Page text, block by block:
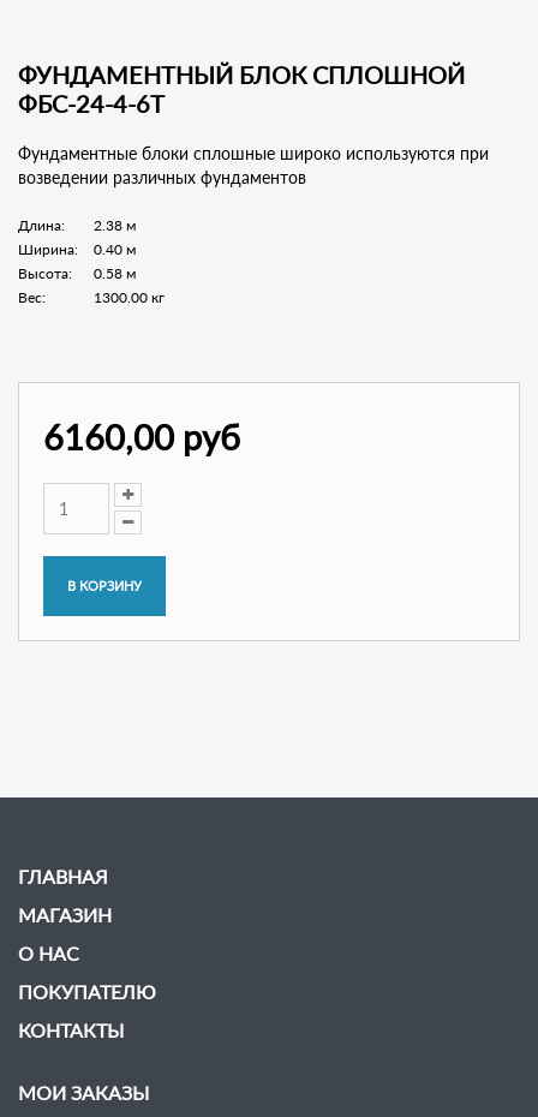
ФУНДАМЕНТНЫЙ БЛОК СПЛОШНОЙ
ФБС-24-4-6Т
Фундаментные блоки сплошные широко используются при
возведении различных фундаментов
Длина:
2.38 м
Ширина:
0.40 м
Высота:
0.58 м
Вес:
1300.00 кг
6160,00 руб
ГЛАВНАЯ
МАГАЗИН
О НАС
ПОКУПАТЕЛЮ
КОНТАКТЫ
МОИ ЗАКАЗЫ